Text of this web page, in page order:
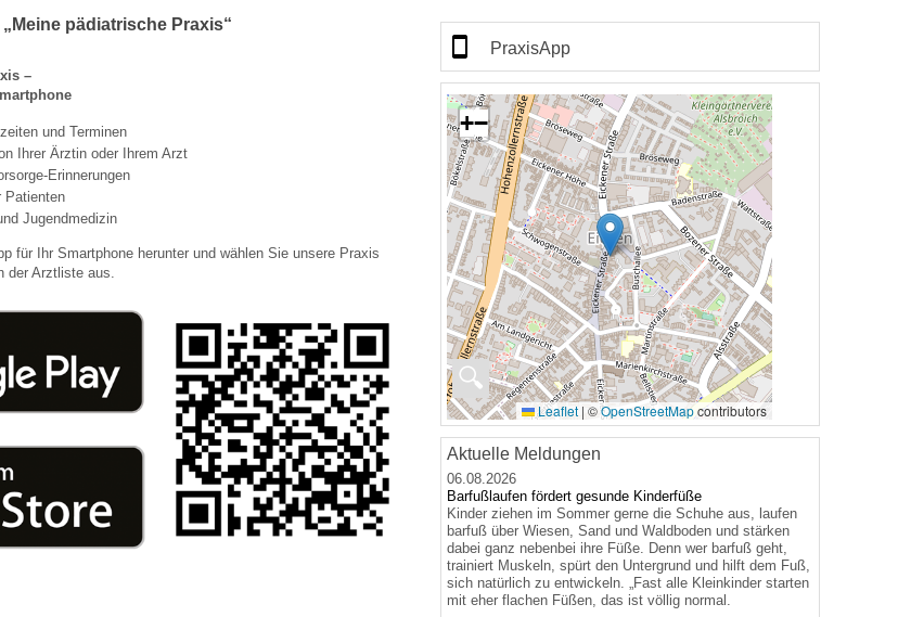
pädiatrische Praxis“
–
und Terminen
Ihrer Ärztin oder Ihrem Arzt
Erinnerungen
Patienten
Jugendmedizin
für Ihr Smartphone herunter und wählen Sie unsere Praxis
der Arztliste aus.
PraxisApp
🔍
+−
Leaflet | ©OpenStreetMapcontributors
Aktuelle Meldungen
06.08.2026
Barfußlaufen fördert gesunde Kinderfüße
Kinder ziehen im Sommer gerne die Schuhe aus, laufen
barfuß über Wiesen, Sand und Waldboden und stärken
dabei ganz nebenbei ihre Füße. Denn wer barfuß geht,
trainiert Muskeln, spürt den Untergrund und hilft dem Fuß,
sich natürlich zu entwickeln. „Fast alle Kleinkinder starten
mit eher flachen Füßen, das ist völlig normal.